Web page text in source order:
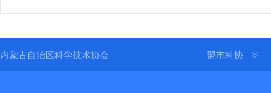
内蒙古自治区科学技术协会 盟市科协